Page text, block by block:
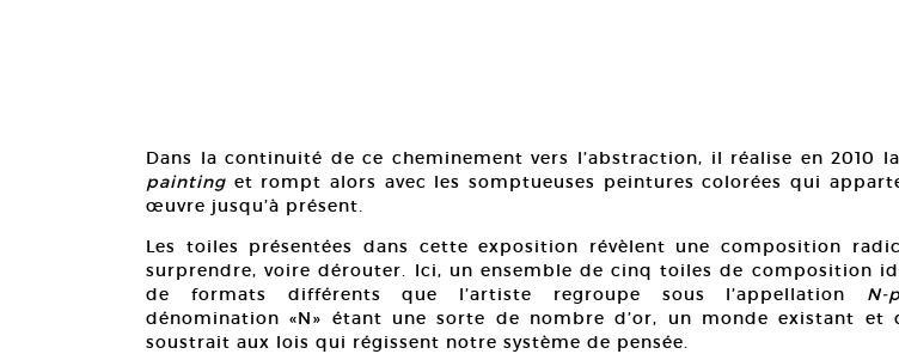
Dans la continuité de ce cheminement vers l’abstraction, il réalise en 2010
painting et rompt alors avec les somptueuses peintures colorées qui
œuvre jusqu’à présent.
Les toiles présentées dans cette exposition révèlent une composition
surprendre, voire dérouter. Ici, un ensemble de cinq toiles de composition
de formats différents que l’artiste regroupe sous l’appellation N-
dénomination «N» étant une sorte de nombre d’or, un monde existant et
soustrait aux lois qui régissent notre système de pensée.